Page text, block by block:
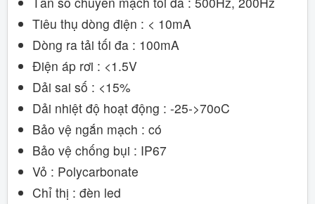
Tiêu thụ dòng điện : < 10mA
Dòng ra tải tối đa : 100mA
Điện áp rơi : <1.5V
Dải sai số : <15%
Dải nhiệt độ hoạt động : -25->70oC
Bảo vệ ngắn mạch : có
Bảo vệ chống bụi : IP67
Vỏ : Polycarbonate
Chỉ thị : đèn led